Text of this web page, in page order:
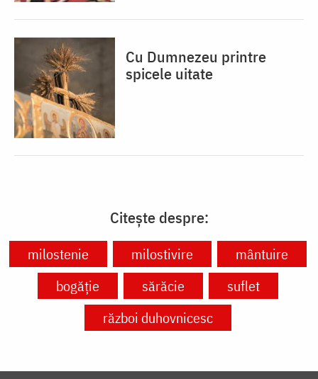
Cu Dumnezeu printre
spicele uitate
Citește despre:
milostenie milostivire
mântuire
bogăție
sărăcie
suflet
război duhovnicesc